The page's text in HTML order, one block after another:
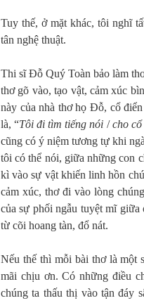
Tuy thế, ở mặt khác, tôi nghĩ
tân nghệ thuật.
Thi sĩ Đỗ Quý Toàn bảo làm
thơ gõ vào, tạo vật, cảm xúc
này của nhà thơ họ Đỗ, cổ
là, “Tôi đi tìm tiếng nói /cho
cũng có ý niệm tương tự khi
tôi có thể nói, giữa những con
kì vào sự vật khiến linh hồn
cảm xúc, thơ đi vào lòng
của sự phối ngẫu tuyệt mĩ giữa
từ cõi hoang tàn, đổ nát.
Nếu thế thì mỗi bài thơ là một
mãi chịu ơn. Có những điều
chúng ta thấu thị vào tận đáy